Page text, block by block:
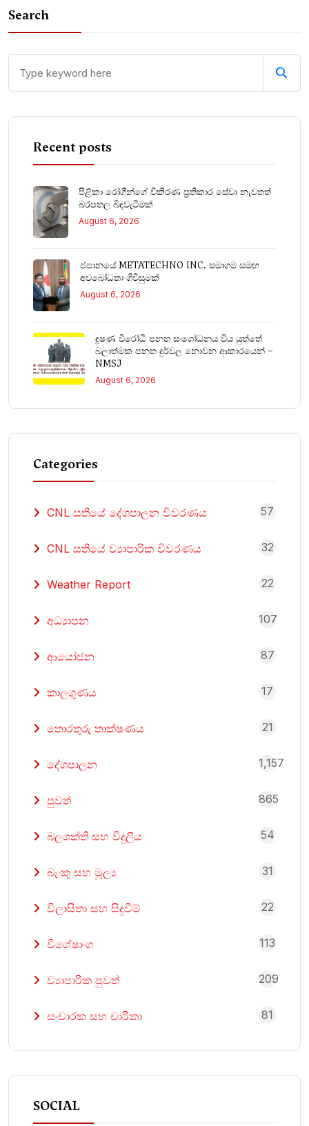
Search
Recent posts
පිළිකා රෝගීන්ගේ විකිරණ ප්‍රතිකාර සේවා නැවතත්
බරපතල බිඳවැටීමක්
August 6, 2026
ජපානයේ METATECHNO INC. සමාගම සමඟ
අවබෝධතා ගිවිසුමක්
August 6, 2026
දූෂණ විරෝධී පනත සංශෝධනය විය යුත්තේ
බලාත්මක පනත දුර්වල නොවන ආකාරයෙන් –
NMSJ
August 6, 2026
Categories
CNL සතියේ දේශපාලන විවරණය 57
CNL සතියේ ව්‍යාපාරික විවරණය 32
Weather Report 22
අධ්‍යාපන 107
ආයෝජන 87
කාලගුණය 17
තොරතුරු තාක්ෂණය 21
දේශපාලන 1,157
පුවත් 865
බලශක්ති සහ විදුලිය 54
බැංකු සහ මූල්‍ය 31
විලාසිතා සහ සිදුවීම් 22
විශේෂාංග 113
ව්‍යාපාරික පුවත් 209
සංචාරක සහ චාරිකා 81
SOCIAL